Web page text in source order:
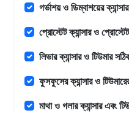
গর্ভাশয় ও ডিম্বাশয়ের
প্রোস্টেট ক্যান্সার ও
লিভার ক্যান্সার ও টিউমার
ফুসফুসের ক্যান্সার ও
মাথা ও গলার ক্যান্সার এবং